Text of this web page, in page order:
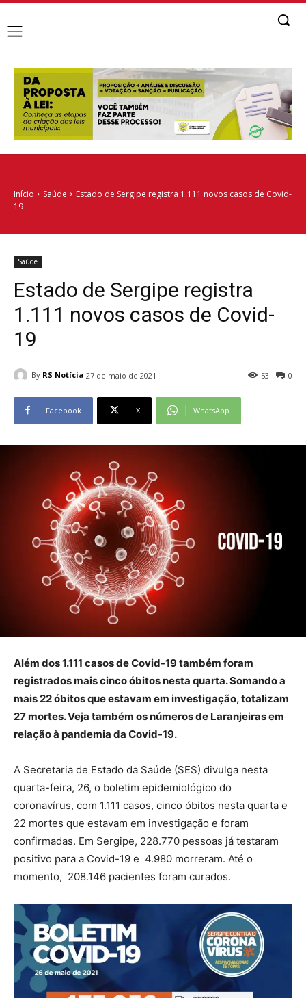
Início Saúde
Estado de Sergipe registra 1.111 novos casos de Covid-
19
Saúde
Estado de Sergipe registra
1.111 novos casos de Covid-
19
By RS Notícia 27 de maio de 2021 0
53
Facebook X WhatsApp
Além dos 1.111 casos de Covid-19 também foram
registrados mais cinco óbitos nesta quarta. Somando a
mais 22 óbitos que estavam em investigação, totalizam
27 mortes. Veja também os números de Laranjeiras em
relação à pandemia da Covid-19.
A Secretaria de Estado da Saúde (SES) divulga nesta
quarta-feira, 26, o boletim epidemiológico do
coronavírus, com 1.111 casos, cinco óbitos nesta quarta e
22 mortes que estavam em investigação e foram
confirmadas. Em Sergipe, 228.770 pessoas já testaram
positivo para a Covid-19 e 4.980 morreram. Até o
momento, 208.146 pacientes foram curados.